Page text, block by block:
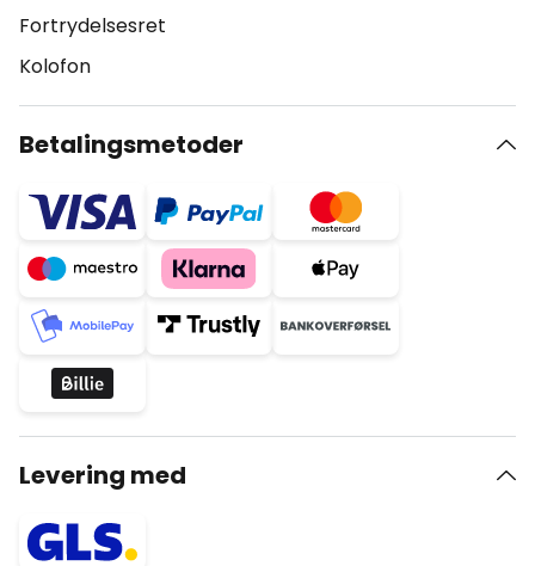
Fortrydelsesret
Kolofon
Betalingsmetoder
Levering med